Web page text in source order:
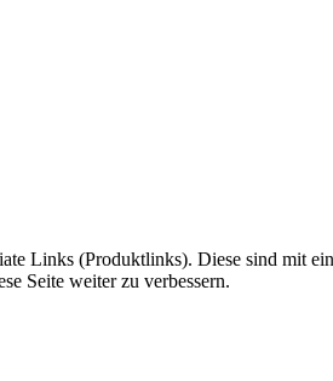
Links (Produktlinks). Diese sind mit
Seite weiter zu verbessern.